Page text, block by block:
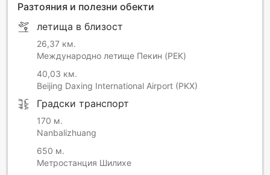
Разтояния и полезни обекти
летища в близост
26,37 км.
Международно летище Пекин (PEK)
40,03 км.
Beijing Daxing International Airport (PKX)
Градски транспорт
170 м.
Nanbalizhuang
650 м.
Метростанция Шилихе